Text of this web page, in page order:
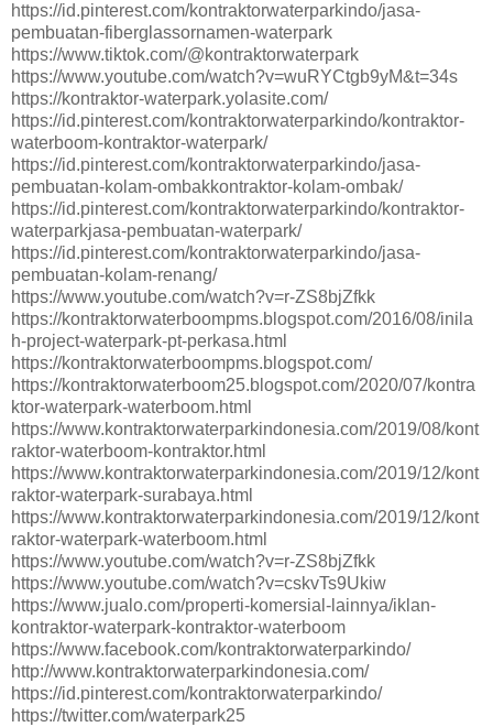
https://id.pinterest.com/kontraktorwaterparkindo/jasa-
pembuatan-fiberglassornamen-waterpark
https://www.tiktok.com/@kontraktorwaterpark
https://www.youtube.com/watch?v=wuRYCtgb9yM&t=34s
https://kontraktor-waterpark.yolasite.com/
https://id.pinterest.com/kontraktorwaterparkindo/kontraktor-
waterboom-kontraktor-waterpark/
https://id.pinterest.com/kontraktorwaterparkindo/jasa-
pembuatan-kolam-ombakkontraktor-kolam-ombak/
https://id.pinterest.com/kontraktorwaterparkindo/kontraktor-
waterparkjasa-pembuatan-waterpark/
https://id.pinterest.com/kontraktorwaterparkindo/jasa-
pembuatan-kolam-renang/
https://www.youtube.com/watch?v=r-ZS8bjZfkk
https://kontraktorwaterboompms.blogspot.com/2016/08/inila
h-project-waterpark-pt-perkasa.html
https://kontraktorwaterboompms.blogspot.com/
https://kontraktorwaterboom25.blogspot.com/2020/07/kontra
ktor-waterpark-waterboom.html
https://www.kontraktorwaterparkindonesia.com/2019/08/kont
raktor-waterboom-kontraktor.html
https://www.kontraktorwaterparkindonesia.com/2019/12/kont
raktor-waterpark-surabaya.html
https://www.kontraktorwaterparkindonesia.com/2019/12/kont
raktor-waterpark-waterboom.html
https://www.youtube.com/watch?v=r-ZS8bjZfkk
https://www.youtube.com/watch?v=cskvTs9Ukiw
https://www.jualo.com/properti-komersial-lainnya/iklan-
kontraktor-waterpark-kontraktor-waterboom
https://www.facebook.com/kontraktorwaterparkindo/
http://www.kontraktorwaterparkindonesia.com/
https://id.pinterest.com/kontraktorwaterparkindo/
https://twitter.com/waterpark25